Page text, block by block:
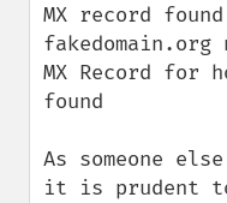
MX record
fakedomain.org
MX Record for
found
As someone
it is prudent